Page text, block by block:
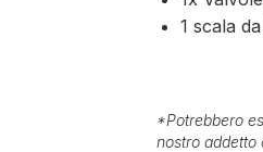
1 scala
*Potrebbero
nostro addetto